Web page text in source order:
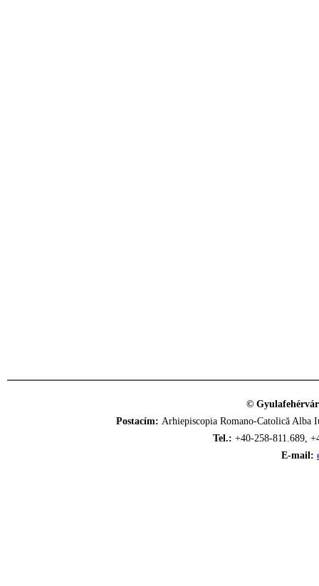
©
Postacím: Arhiepiscopia Romano-Catolică
Tel.: +40-258-811.689,
E-mail: